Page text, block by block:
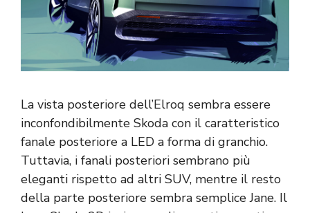
La vista posteriore dell’Elroq sembra essere
inconfondibilmente Skoda con il caratteristico
fanale posteriore a LED a forma di granchio.
Tuttavia, i fanali posteriori sembrano più
eleganti rispetto ad altri SUV, mentre il resto
della parte posteriore sembra semplice Jane. Il